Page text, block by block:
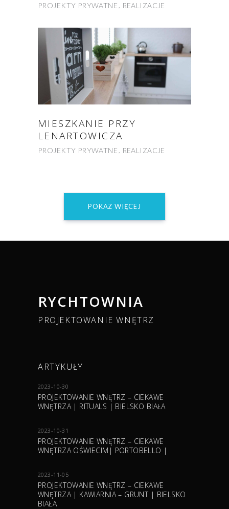
PROJEKTY PRYWATNE REALIZACJE
MIESZKANIE PRZY
LENARTOWICZA
PROJEKTY PRYWATNE REALIZACJE
POKAZ WIĘCEJ
RYCHTOWNIA
PROJEKTOWANIE WNĘTRZ
ARTYKUŁY
2023-10-30
PROJEKTOWANIE WNĘTRZ – CIEKAWE
WNĘTRZA | RITUALS | BIELSKO BIAŁA
2023-10-31
PROJEKTOWANIE WNĘTRZ – CIEKAWE
WNĘTRZA OŚWIECIM| PORTOBELLO |
2023-11-05
PROJEKTOWANIE WNĘTRZ – CIEKAWE
WNĘTRZA | KAWIARNIA – GRUNT | BIELSKO
BIAŁA